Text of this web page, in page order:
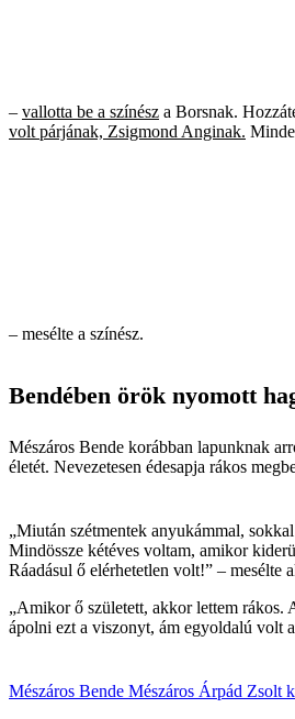
– vallotta be a színész a Borsnak.
volt párjának, Zsigmond Anginak.
– mesélte a színész.
Bendében örök nyomott
Mészáros Bende korábban lapunknak
életét. Nevezetesen édesapja rákos
„Miután szétmentek anyukámmal,
Mindössze kétéves voltam, amikor
Ráadásul ő elérhetetlen volt!” –
„Amikor ő született, akkor lettem rákos.
ápolni ezt a viszonyt, ám egyoldalú volt
Mészáros Bende Mészáros Árpád Zsolt